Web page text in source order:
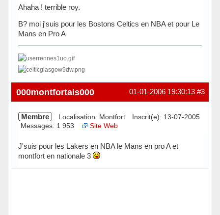
Ahaha ! terrible roy.
B? moi j'suis pour les Bostons Celtics en NBA et pour Le
Mans en Pro A
Hors ligne #3
01-01-2006 19:30:13
000montfortais000
Membre Localisation: Montfort
Inscrit(e): 13-07-2005
Messages: 1 953
Site Web
J'suis pour les Lakers en NBA le Mans en pro A et
montfort en nationale 3